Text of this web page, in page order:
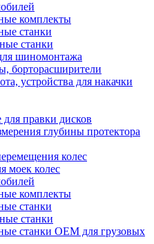
комплекты
станки
станки
шиномонтажа
борторасширители
устройства для накачки
правки дисков
глубины протектора
колес
моек колеc
комплекты
станки
станки
станки ОЕМ для грузовых